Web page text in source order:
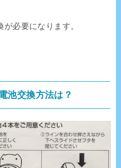
必要になります。
池交換方法は？